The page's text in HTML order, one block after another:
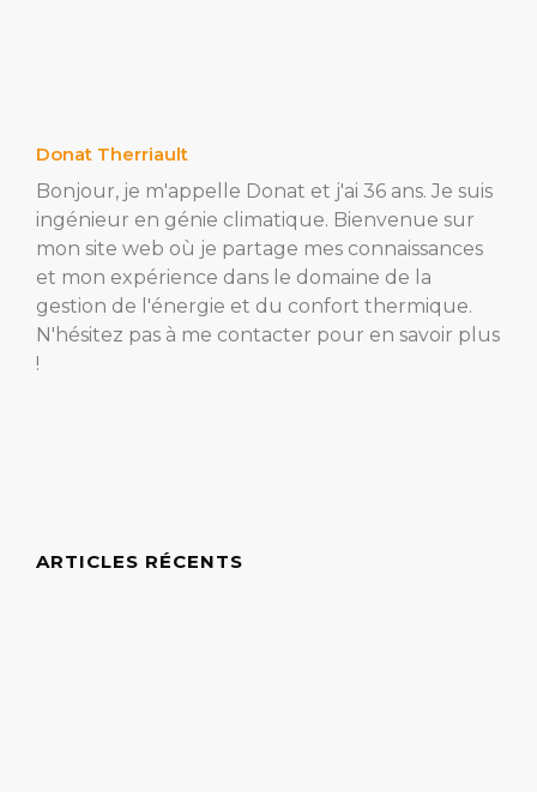
Donat Therriault
Bonjour, je m'appelle Donat et j'ai 36 ans. Je suis
ingénieur en génie climatique. Bienvenue sur
mon site web où je partage mes connaissances
et mon expérience dans le domaine de la
gestion de l'énergie et du confort thermique.
N'hésitez pas à me contacter pour en savoir plus
!
ARTICLES RÉCENTS